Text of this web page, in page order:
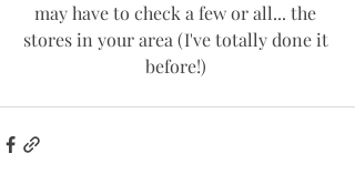
may have to check a few or all... the
stores in your area (I've totally done it
before!)